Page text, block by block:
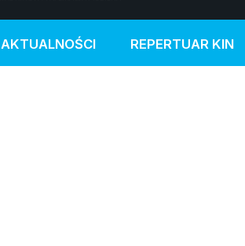
AKTUALNOŚCI REPERTUAR KIN